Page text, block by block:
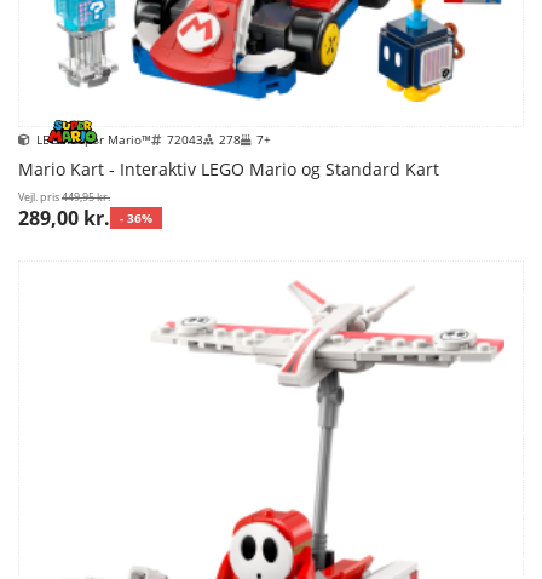
LEGO Super Mario™ 72043 278 7+
Mario Kart - Interaktiv LEGO Mario og Standard Kart
Vejl. pris449,95 kr.
289,00 kr. - 36%